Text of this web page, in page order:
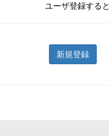
ユーザ登録すると
新規登録